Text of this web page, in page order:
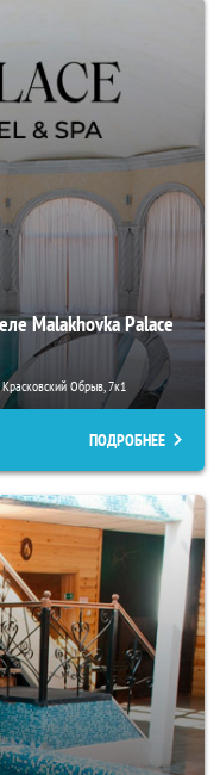
Malakhovka Palace
Обрыв, 7к1
ПОДРОБНЕЕ